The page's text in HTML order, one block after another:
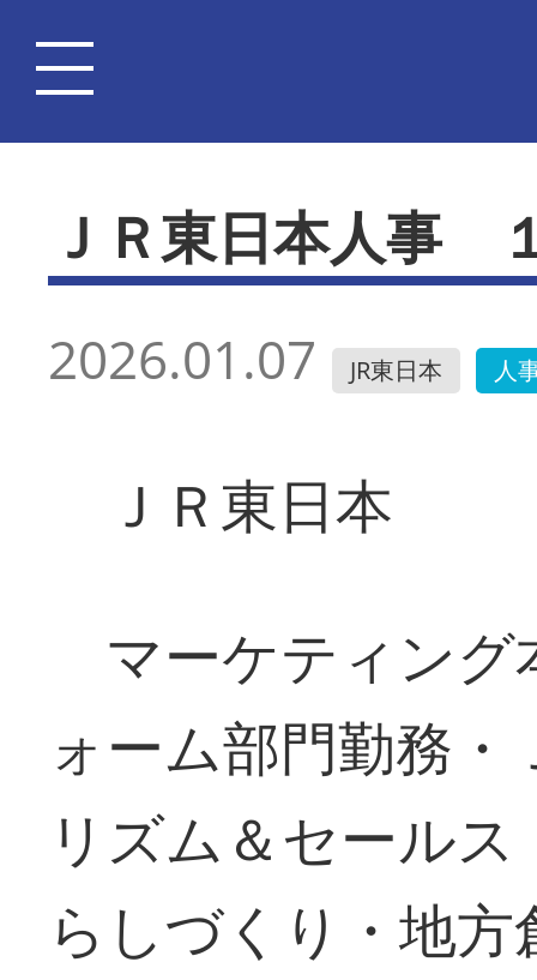
ＪＲ東日本人事
2026.01.07 JR東日本 人
ＪＲ東日本
マーケティング
ォーム部門勤務
リズム＆セール
らしづくり・地